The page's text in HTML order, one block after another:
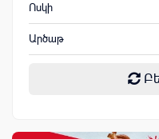
Ոսկի
Արծաթ